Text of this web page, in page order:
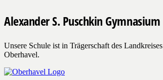
Alexander S. Puschkin Gymnasium
Unsere Schule ist in Trägerschaft des Landkreises
Oberhavel.